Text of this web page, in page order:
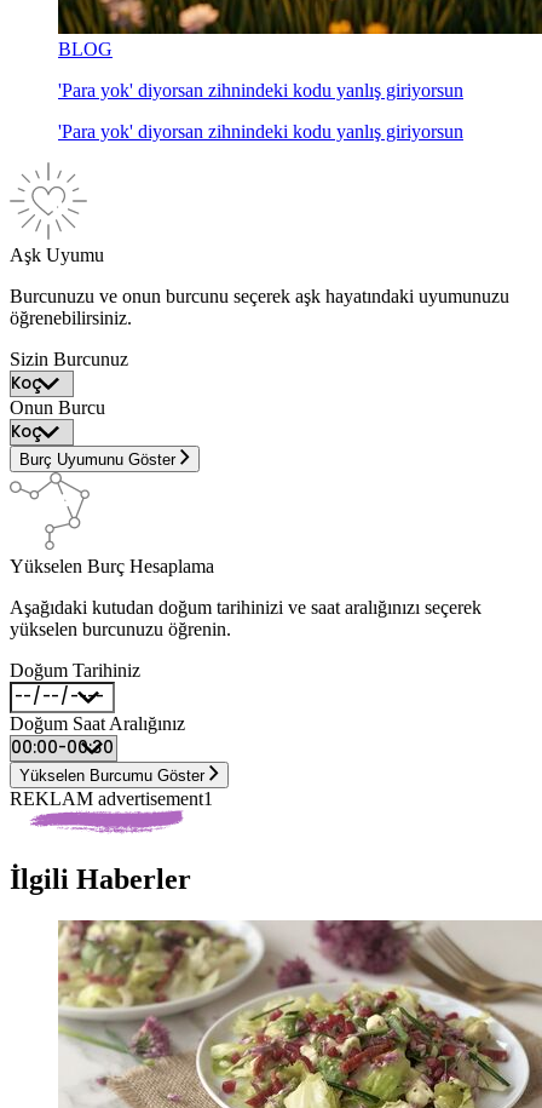
BLOG
'Para yok' diyorsan zihnindeki kodu yanlış giriyorsun
'Para yok' diyorsan zihnindeki kodu yanlış giriyorsun
Aşk Uyumu
Burcunuzu ve onun burcunu seçerek aşk hayatındaki uyumunuzu
öğrenebilirsiniz.
Sizin Burcunuz
Onun Burcu
Burç Uyumunu Göster
Yükselen Burç Hesaplama
Aşağıdaki kutudan doğum tarihinizi ve saat aralığınızı seçerek
yükselen burcunuzu öğrenin.
Doğum Tarihiniz
Doğum Saat Aralığınız
Yükselen Burcumu Göster
REKLAM advertisement1
İlgili Haberler